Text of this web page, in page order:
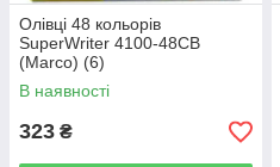
Олівці 48 кольорів
SuperWriter 4100-48CB
(Marco) (6)
В наявності
323 ₴